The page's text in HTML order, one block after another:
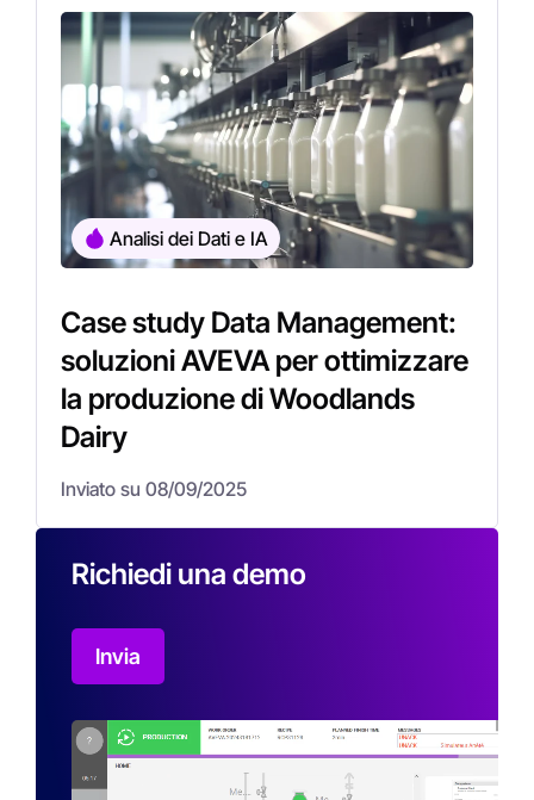
Analisi dei Dati e IA
Case study Data Management:
soluzioni AVEVA per ottimizzare
la produzione di Woodlands
Dairy
Inviato su 08/09/2025
Richiedi una demo
Invia